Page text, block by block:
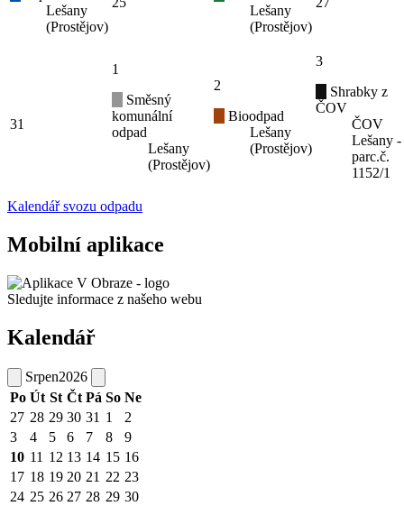
Lešany
(Prostějov)
Lešany
(Prostějov)
31
1
Směsný
komunální
odpad
Lešany
(Prostějov)
2
Bioodpad
Lešany
(Prostějov)
3
Shrabky z
ČOV
ČOV
Lešany -
parc.č.
1152/1
Kalendář svozu odpadu
Mobilní aplikace
Sledujte informace z našeho webu
Kalendář
Srpen2026
Po Út St Čt Pá So Ne
27 28 29 30 31 1
2
3
4 5 6 7 8
9
10 11 12 13 14 15 16
17 18 19 20 21 22 23
24 25 26 27 28 29 30